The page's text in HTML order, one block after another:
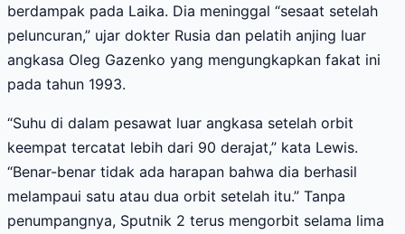
berdampak pada Laika. Dia meninggal “sesaat setelah
peluncuran,” ujar dokter Rusia dan pelatih anjing luar
angkasa Oleg Gazenko yang mengungkapkan fakat ini
pada tahun 1993.
“Suhu di dalam pesawat luar angkasa setelah orbit
keempat tercatat lebih dari 90 derajat,” kata Lewis.
“Benar-benar tidak ada harapan bahwa dia berhasil
melampaui satu atau dua orbit setelah itu.” Tanpa
penumpangnya, Sputnik 2 terus mengorbit selama lima